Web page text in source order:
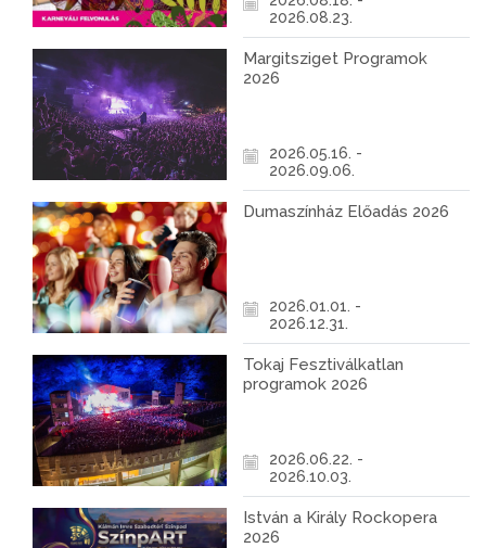
2026.08.23.
Margitsziget Programok
2026
2026.05.16. -
2026.09.06.
Dumaszínház Előadás 2026
2026.01.01. -
2026.12.31.
Tokaj Fesztiválkatlan
programok 2026
2026.06.22. -
2026.10.03.
István a Király Rockopera
2026